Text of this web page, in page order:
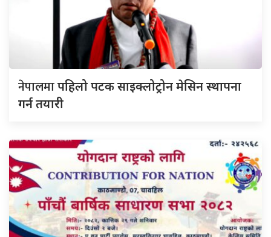
नेपालमापहिलो पटक साइक्लोट्रोन मेसिन स्थापना
गर्न तयारी